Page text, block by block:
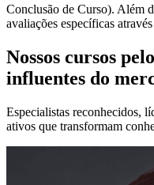
Conclusão de Curso). Além
avaliações específicas
Nossos cursos
influentes do
Especialistas reconhecidos,
ativos que transformam